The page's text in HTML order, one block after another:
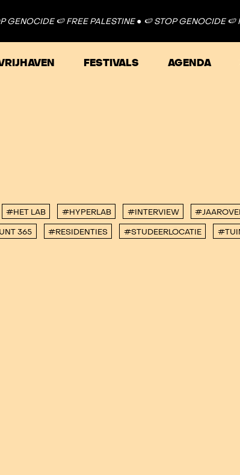
🍉 FREE PALESTINE ● 🍉 STOP GENOCIDE 🍉
FESTIVALS AGENDA
#HET LAB #HYPERLAB #INTERVIEW
365 #RESIDENTIES #STUDEERLOCATIE